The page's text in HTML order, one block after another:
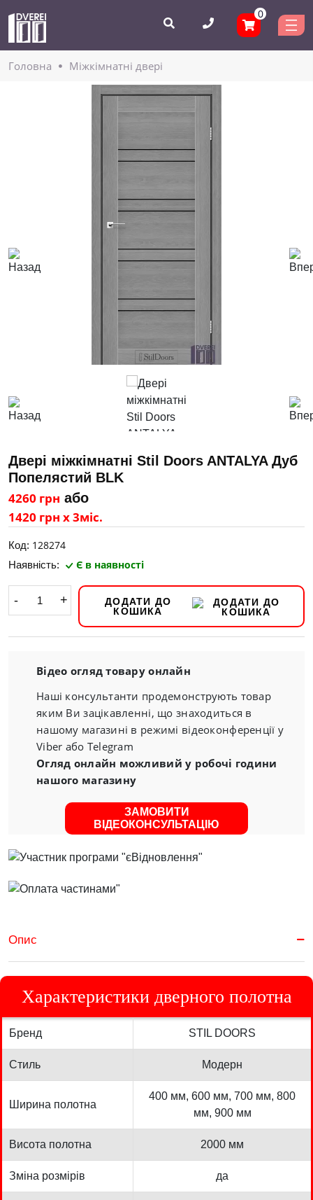
0
Головнa Міжкімнатні двері
Двері міжкімнатні Stil Doors ANTALYA Дуб
Попелястий BLK
4260 грн або
1420 грн х 3міс.
Код: 128274
Наявність: Є в наявності
- +
ДОДАТИ ДО
КОШИКА
Відео огляд товару онлайн
Наші консультанти продемонструють товар
яким Ви зацікавленні, що знаходиться в
нашому магазині в режимі відеоконференції у
Viber або Telegram
Огляд онлайн можливий у робочі години
нашого магазину
ЗАМОВИТИ
ВІДЕОКОНСУЛЬТАЦІЮ
Опис
Характеристики дверного полотна
Бренд STIL DOORS
Стиль Модерн
Ширина полотна
400 мм, 600 мм, 700 мм, 800
мм, 900 мм
Висота полотна 2000 мм
Зміна розмірів да